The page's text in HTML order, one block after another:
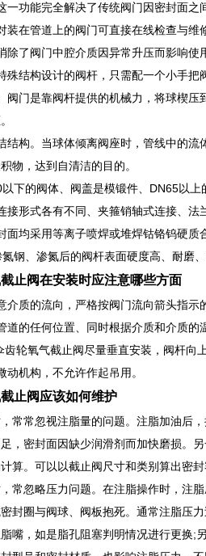
一功能完全解决了传统阀门因密封面之
装在管道上的阀门可直接在线检查与维
除了阀门中腔介质因异常升压而影响使
殊结构设计的阀杆，只需配一个小手把
阀门是靠阀杆提供的机械力，将球楔
结构。当球体倾离阀座时，管线中的
物，达到自清洁的目的。
下的阀体、阀盖是模锻件、DN65以上
接形式各有不同、夹箍销轴式连接、法
面均采用等离子喷焊或堆焊钴铬钨硬质
钢、渗氮后的阀杆表面硬度高、耐磨
止阀在安装时应注意哪些方面
介质的流向，严格按阀门流向箭头指示
道的任何位置、同时根据介质和介质的
轮氧气截止阀尽量垂直安装，阀杆向上
动机构，不允许作起吊用。
止阀应该如何维护
常常忽视注脂量的问题。注脂加油后
，密封面因缺少润滑剂而加快磨损。
算。可以以截止阀尺寸和类别算出密
常忽略压力问题。在注脂操作时，注
封圈与阀球、阀板抱死。通常注脂压
嘴，如是脂孔阻塞判明情况进行更换;